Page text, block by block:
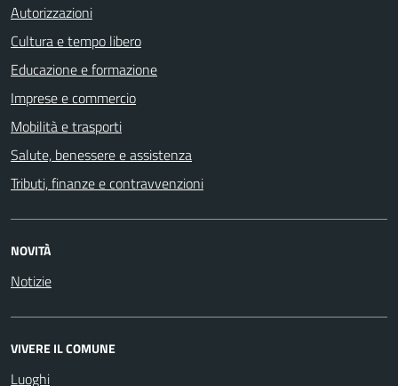
Autorizzazioni
Cultura e tempo libero
Educazione e formazione
Imprese e commercio
Mobilità e trasporti
Salute, benessere e assistenza
Tributi, finanze e contravvenzioni
NOVITÀ
Notizie
VIVERE IL COMUNE
Luoghi